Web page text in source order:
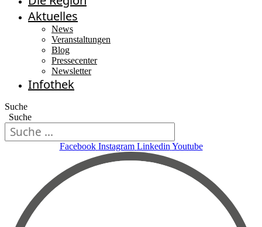
Aktuelles
News
Veranstaltungen
Blog
Pressecenter
Newsletter
Infothek
Suche
Suche
Facebook Instagram Linkedin Youtube